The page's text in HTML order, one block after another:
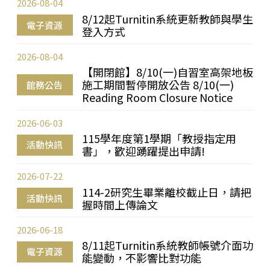
電子資源
8/12起Turnitin系統更新教師與學生
登入方式
2026-08-04
館務公告
【開閉館】8/10(一)自習室高架地板
施工期間暫停開放公告 8/10(一)
Reading Room Closure Notice
2026-08-04
活動快訊
115學年度第1學期「教授指定用
書」，歡迎踴躍提出申請!
2026-06-03
活動快訊
114-2研究生畢業離校截止日，請把
握時間上傳論文
2026-07-22
電子資源
8/11起Turnitin系統教師帳號介面功
能變動，不影響比對功能
2026-06-18